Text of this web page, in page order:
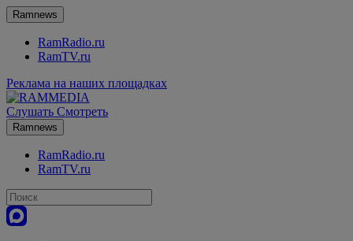
Ramnews
RamRadio.ru
RamTV.ru
Реклама на наших площадках
Слушать Смотреть
Ramnews
RamRadio.ru
RamTV.ru